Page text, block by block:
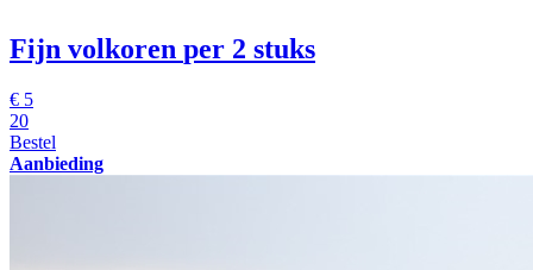
Fijn volkoren per 2 stuks
€ 5
20
Bestel
Aanbieding